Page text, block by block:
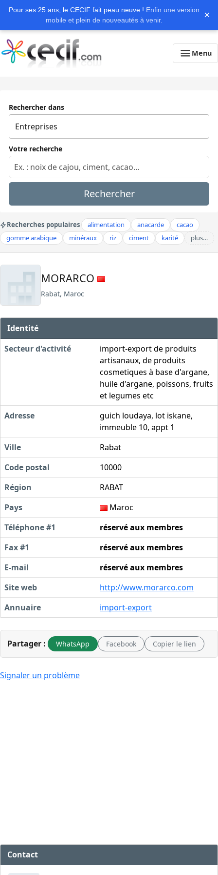
Pour ses 25 ans, le CECIF fait peau neuve ! Enfin une version
mobile et plein de nouveautés à venir.
×
Menu
Rechercher dans
Votre recherche
Rechercher
Recherches populaires alimentation anacarde
cacao
gomme arabique
minéraux riz ciment karité plus…
MORARCO
Rabat, Maroc
Identité
Secteur d'activité
import-export de produits
artisanaux, de produits
cosmetiques à base d'argane,
huile d'argane, poissons, fruits
et legumes etc
Adresse
guich loudaya, lot iskane,
immeuble 10, appt 1
Ville
Rabat
Code postal
10000
Région
RABAT
Pays
Maroc
Téléphone #1
réservé aux membres
Fax #1
réservé aux membres
E-mail
réservé aux membres
Site web
http://www.morarco.com
Annuaire
import-export
Partager : WhatsApp Facebook Copier le lien
Signaler un problème
Contact